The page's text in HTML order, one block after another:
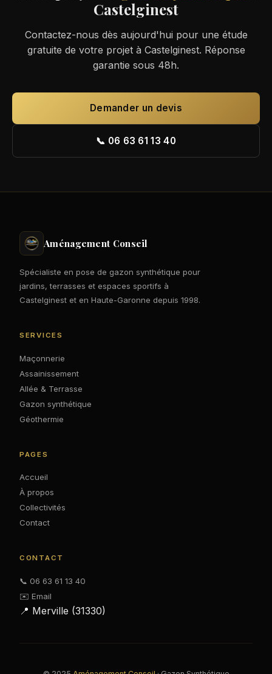
Castelginest
Contactez-nous dès aujourd'hui pour une étude
gratuite de votre projet à Castelginest. Réponse
garantie sous 48h.
Demander un devis
📞 06 63 61 13 40
Aménagement Conseil
Spécialiste en pose de gazon synthétique pour
jardins, terrasses et espaces sportifs à
Castelginest et en Haute-Garonne depuis 1998.
SERVICES
Maçonnerie
Assainissement
Allée & Terrasse
Gazon synthétique
Géothermie
PAGES
Accueil
À propos
Collectivités
Contact
CONTACT
📞 06 63 61 13 40
✉️ Email
📍 Merville (31330)